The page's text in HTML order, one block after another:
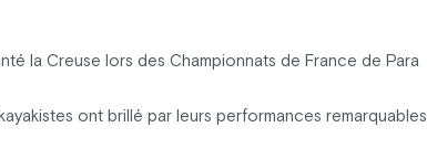
la Creuse lors des Championnats de France de Para
ont brillé par leurs performances remarquables,